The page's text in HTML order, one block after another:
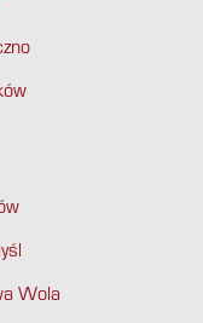
Wola